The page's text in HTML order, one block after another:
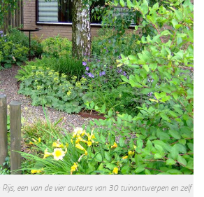
een van de vier auteurs van 30 tuinontwerpen en zelf